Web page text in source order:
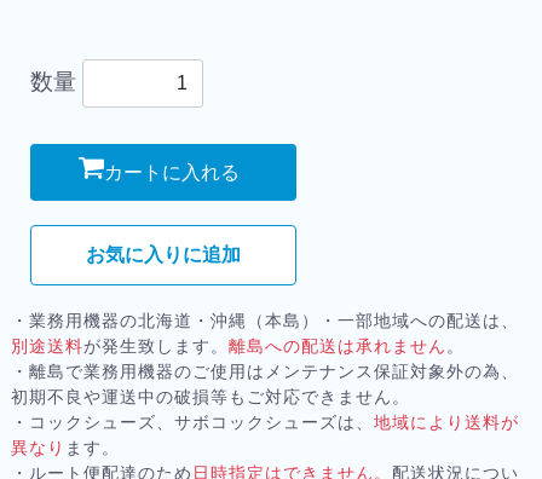
数量
カートに入れる
お気に入りに追加
・業務用機器の北海道・沖縄（本島）・一部地域への配送は、
別途送料が発生致します。 離島への配送は承れません 。
・離島で業務用機器のご使用はメンテナンス保証対象外の為、
初期不良や運送中の破損等もご対応できません。
・コックシューズ、サボコックシューズは、 地域により送料が
異なり ます。
・ルート便配達のため 日時指定はできません。 配送状況につい